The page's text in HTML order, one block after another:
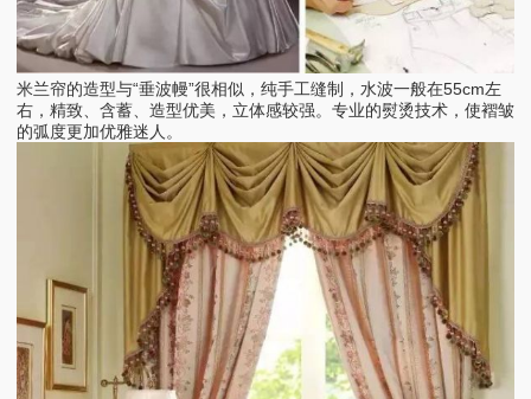
米兰帘的造型与“垂波幔”很相似，纯手工缝制，水波一般在55cm左
右，精致、含蓄、造型优美，立体感较强。专业的熨烫技术，使褶皱
的弧度更加优雅迷人。